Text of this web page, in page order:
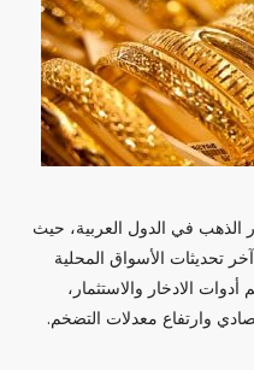
الذهب في الدول العربية، حيث
تحديثات الأسواق المحلية
الادخار والاستثمار،
وارتفاع معدلات التضخم.